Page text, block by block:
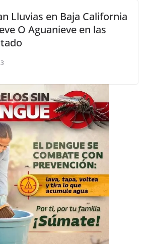
Lluvias en Baja California
O Aguanieve en las